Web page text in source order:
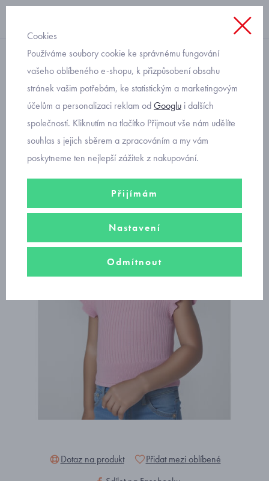
s krátkým rukávem
dětský pletený letní top
Mayoral 3024-58
Dotaz na produkt
Přidat mezi oblíbené
Cookies
Používáme soubory cookie ke správnému fungování
vašeho oblíbeného e-shopu, k přizpůsobení obsahu
stránek vašim potřebám, ke statistickým a marketingovým
účelům a personalizaci reklam odGooglu i dalších
společností. Kliknutím na tlačítko Přijmout vše nám udělíte
souhlas s jejich sběrem a zpracováním a my vám
poskytneme ten nejlepší zážitek z nakupování.
Přijímám
Nastavení
Odmítnout